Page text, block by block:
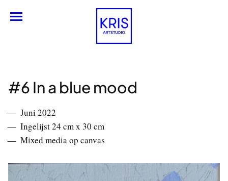
Engels
#6 In a blue mood
Juni 2022
Ingelijst 24 cm x 30 cm
Mixed media op canvas